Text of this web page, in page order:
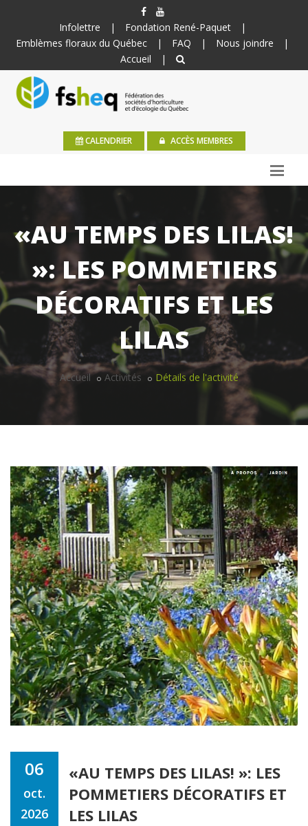
Infolettre | Fondation René-Paquet
|
Emblèmes floraux du Québec
| FAQ | Nous joindre
|
Accueil
|
CALENDRIER ACCÈS MEMBRES
«AU TEMPS DES LILAS!
»: LES POMMETIERS
DÉCORATIFS ET LES
LILAS
Accueil Activités Détails de l'activité
06
oct.
2026
«AU TEMPS DES LILAS! »: LES
POMMETIERS DÉCORATIFS ET
LES LILAS